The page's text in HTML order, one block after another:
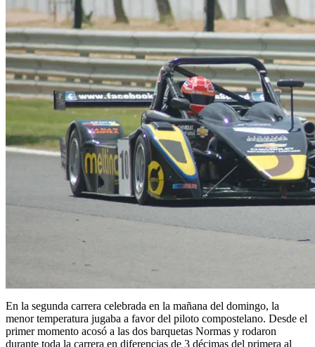
En la segunda carrera celebrada en la mañana del domingo, la
menor temperatura jugaba a favor del piloto compostelano. Desde el
primer momento acosó a las dos barquetas Normas y rodaron
durante toda la carrera en diferencias de 3 décimas del primera al